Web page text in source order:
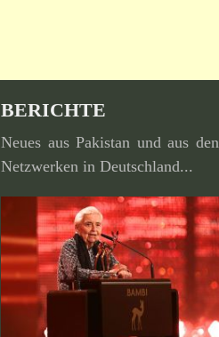
BERICHTE
Neues aus Pakistan und aus den
Netzwerken in Deutschland...